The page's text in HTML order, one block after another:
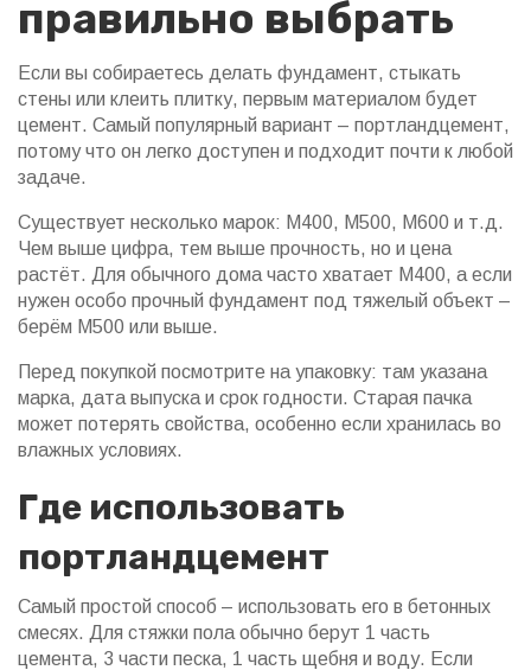
правильно выбрать
Если вы собираетесь делать фундамент, стыкать
стены или клеить плитку, первым материалом будет
цемент. Самый популярный вариант – портландцемент,
потому что он легко доступен и подходит почти к любой
задаче.
Существует несколько марок: М400, М500, М600 и т.д.
Чем выше цифра, тем выше прочность, но и цена
растёт. Для обычного дома часто хватает М400, а если
нужен особо прочный фундамент под тяжелый объект –
берём М500 или выше.
Перед покупкой посмотрите на упаковку: там указана
марка, дата выпуска и срок годности. Старая пачка
может потерять свойства, особенно если хранилась во
влажных условиях.
Где использовать
портландцемент
Самый простой способ – использовать его в бетонных
смесях. Для стяжки пола обычно берут 1 часть
цемента, 3 части песка, 1 часть щебня и воду. Если